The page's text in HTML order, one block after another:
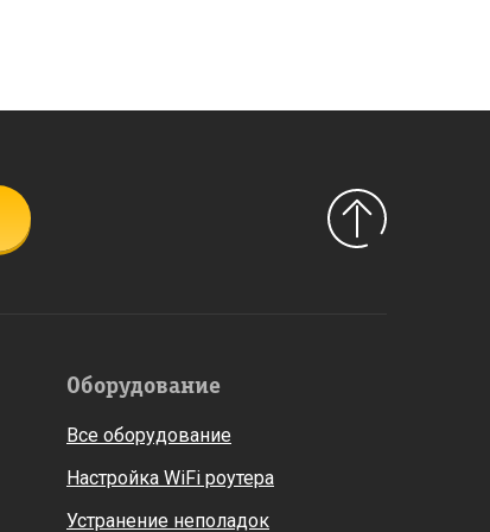
Оборудование
Все оборудование
Настройка WiFi роутера
Устранение неполадок